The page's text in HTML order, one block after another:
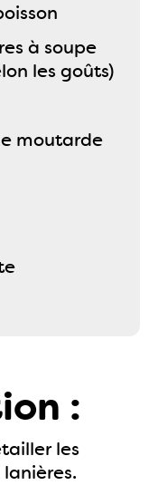
à soupe
les goûts)
moutarde
:
les